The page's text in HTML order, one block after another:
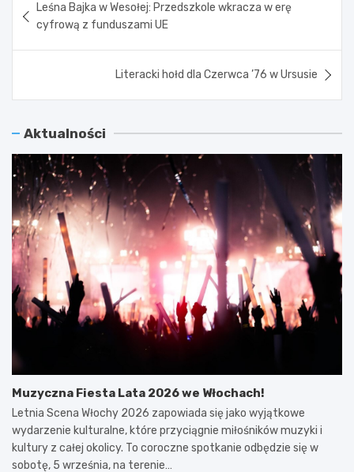
wpisu
Leśna Bajka w Wesołej: Przedszkole wkracza w erę
cyfrową z funduszami UE
Literacki hołd dla Czerwca ’76 w Ursusie
Aktualności
Muzyczna Fiesta Lata 2026 we Włochach!
Letnia Scena Włochy 2026 zapowiada się jako wyjątkowe
wydarzenie kulturalne, które przyciągnie miłośników muzyki i
kultury z całej okolicy. To coroczne spotkanie odbędzie się w
sobotę, 5 września, na terenie…